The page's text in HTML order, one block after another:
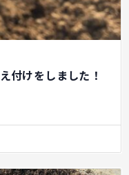
付けをしました！